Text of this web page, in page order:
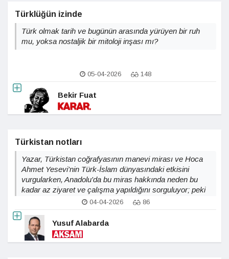
Türklüğün izinde
Türk olmak tarih ve bugünün arasında yürüyen bir ruh
mu, yoksa nostaljik bir mitoloji inşası mı?
05-04-2026 148
Bekir Fuat
Türkistan notları
Yazar, Türkistan coğrafyasının manevi mirası ve Hoca
Ahmet Yesevi'nin Türk-İslam dünyasındaki etkisini
vurgularken, Anadolu'da bu miras hakkında neden bu
kadar az ziyaret ve çalışma yapıldığını sorguluyor; peki
bu unutkanlık gerçekten ilgisizlik mi yoksa coğrafi ve
04-04-2026 86
Yusuf Alabarda